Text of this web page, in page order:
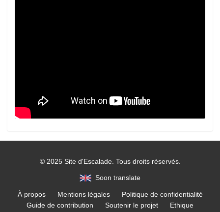
© 2025 Site d'Escalade. Tous droits réservés.
Soon translate
À propos Mentions légales
Politique de confidentialité
Guide de contribution
Soutenir le projet
Ethique